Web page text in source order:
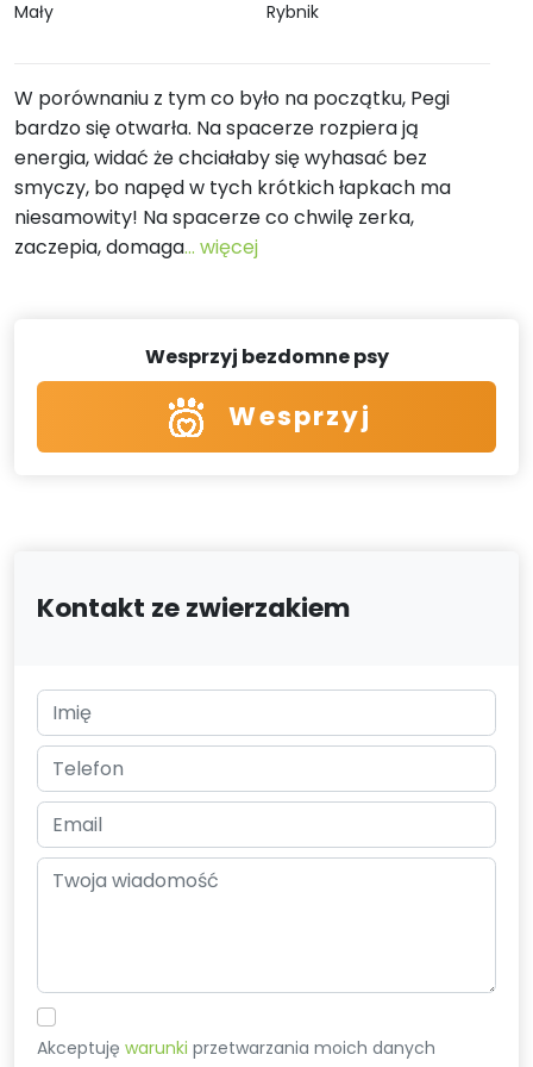
Mały Rybnik
W porównaniu z tym co było na początku, Pegi
bardzo się otwarła. Na spacerze rozpiera ją
energia, widać że chciałaby się wyhasać bez
smyczy, bo napęd w tych krótkich łapkach ma
niesamowity! Na spacerze co chwilę zerka,
zaczepia, domaga... więcej
Wesprzyj bezdomne psy
Wesprzyj
Kontakt ze zwierzakiem
Akceptujęwarunki przetwarzania moich danych